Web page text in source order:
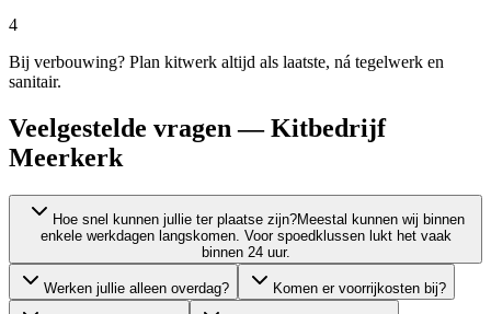
4
Bij verbouwing? Plan kitwerk altijd als laatste, ná tegelwerk en
sanitair.
Veelgestelde vragen — Kitbedrijf
Meerkerk
Hoe snel kunnen jullie ter plaatse zijn?Meestal kunnen wij binnen
enkele werkdagen langskomen. Voor spoedklussen lukt het vaak
binnen 24 uur.
Werken jullie alleen overdag? Komen er voorrijkosten bij?